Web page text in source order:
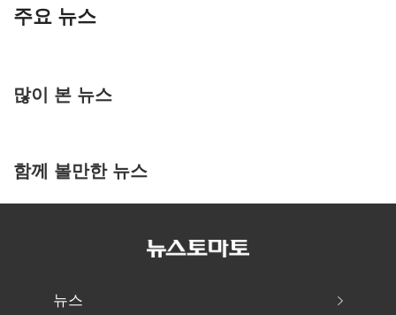
주요 뉴스
많이 본 뉴스
함께 볼만한 뉴스
뉴스